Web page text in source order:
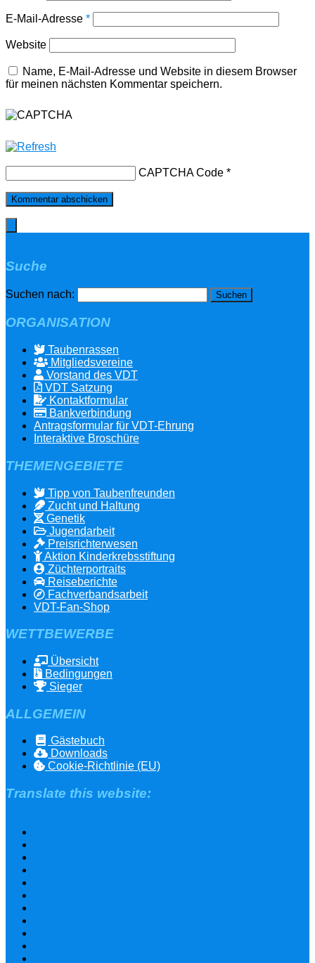
E-Mail-Adresse *
Website
Name, E-Mail-Adresse und Website in diesem Browser
für meinen nächsten Kommentar speichern.
CAPTCHA Code *
Suche
Suchen nach:
ORGANISATION
Taubenrassen
Mitgliedsvereine
Vorstand des VDT
VDT Satzung
Kontaktformular
Bankverbindung
Antragsformular für VDT-Ehrung
Interaktive Broschüre
THEMENGEBIETE
Tipp von Taubenfreunden
Zucht und Haltung
Genetik
Jugendarbeit
Preisrichterwesen
Aktion Kinderkrebsstiftung
Züchterportraits
Reiseberichte
Fachverbandsarbeit
VDT-Fan-Shop
WETTBEWERBE
Übersicht
Bedingungen
Sieger
ALLGEMEIN
Gästebuch
Downloads
Cookie-Richtlinie (EU)
Translate this website: